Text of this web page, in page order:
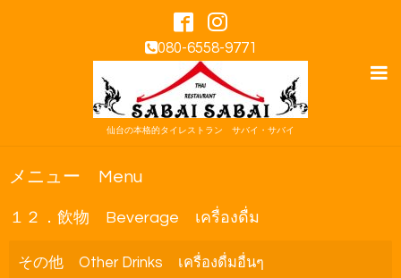
080-6558-9771
仙台の本格的タイレストラン サバイ・サバイ
メニュー Menu
１２．飲物 Beverage เครื่องดื่ม
その他 Other Drinks เครื่องดื่มอื่นๆ